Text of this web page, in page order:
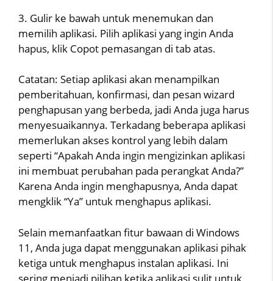
3. Gulir ke bawah untuk menemukan dan
memilih aplikasi. Pilih aplikasi yang ingin Anda
hapus, klik Copot pemasangan di tab atas.
Catatan: Setiap aplikasi akan menampilkan
pemberitahuan, konfirmasi, dan pesan wizard
penghapusan yang berbeda, jadi Anda juga harus
menyesuaikannya. Terkadang beberapa aplikasi
memerlukan akses kontrol yang lebih dalam
seperti “Apakah Anda ingin mengizinkan aplikasi
ini membuat perubahan pada perangkat Anda?”
Karena Anda ingin menghapusnya, Anda dapat
mengklik “Ya” untuk menghapus aplikasi.
Selain memanfaatkan fitur bawaan di Windows
11, Anda juga dapat menggunakan aplikasi pihak
ketiga untuk menghapus instalan aplikasi. Ini
sering menjadi pilihan ketika aplikasi sulit untuk